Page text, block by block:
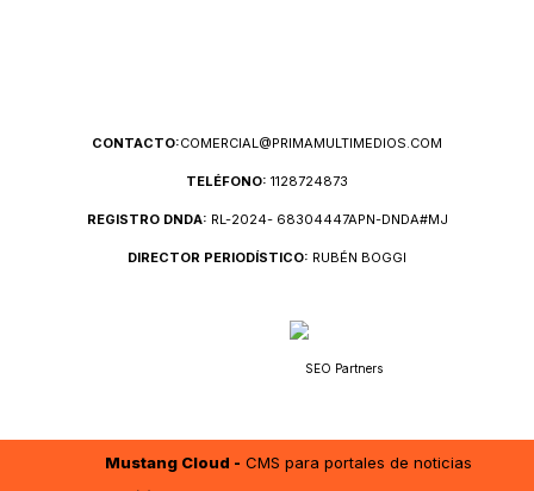
CONTACTO:COMERCIAL@PRIMAMULTIMEDIOS.COM
TELÉFONO: 1128724873
REGISTRO DNDA: RL-2024- 68304447APN-DNDA#MJ
DIRECTOR PERIODÍSTICO: RUBÉN BOGGI
SEO Partners
Mustang Cloud - CMS para portales de noticias